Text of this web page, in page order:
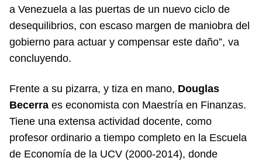
a Venezuela a las puertas de un nuevo ciclo de
desequilibrios, con escaso margen de maniobra del
gobierno para actuar y compensar este daño”, va
concluyendo.
Frente a su pizarra, y tiza en mano, Douglas
Becerra es economista con Maestría en Finanzas.
Tiene una extensa actividad docente, como
profesor ordinario a tiempo completo en la Escuela
de Economía de la UCV (2000-2014), donde